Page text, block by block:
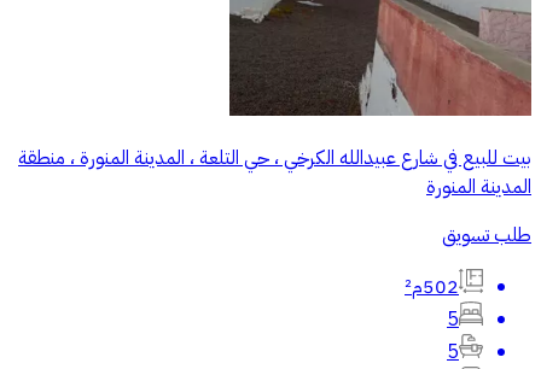
بيت للبيع في شارع عبيدالله الكرخي ، حي التلعة ، المدينة المنورة ، منطقة
المدينة المنورة
طلب تسويق
502م²
5
5